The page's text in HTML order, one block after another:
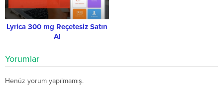
Lyrica 300 mg Reçetesiz Satın
Al
Yorumlar
Henüz yorum yapılmamış.